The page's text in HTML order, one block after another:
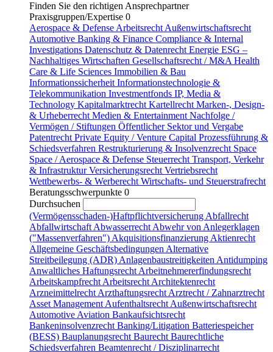
Finden Sie den richtigen Ansprechpartner
Praxisgruppen/Expertise 0
Aerospace & Defense Arbeitsrecht Außenwirtschaftsrecht
Automotive Banking & Finance Compliance & Internal
Investigations Datenschutz & Datenrecht Energie ESG –
Nachhaltiges Wirtschaften Gesellschaftsrecht / M&A Health
Care & Life Sciences Immobilien & Bau
Informationssicherheit Informationstechnologie &
Telekommunikation Investmentfonds IP, Media &
Technology Kapitalmarktrecht Kartellrecht Marken-, Design-
& Urheberrecht Medien & Entertainment Nachfolge /
Vermögen / Stiftungen Öffentlicher Sektor und Vergabe
Patentrecht Private Equity / Venture Capital Prozessführung &
Schiedsverfahren Restrukturierung & Insolvenzrecht Space
Space / Aerospace & Defense Steuerrecht Transport, Verkehr
& InfrastrukturVersicherungsrecht Vertriebsrecht
Wettbewerbs- & Werberecht Wirtschafts- und Steuerstrafrecht
Beratungsschwerpunkte 0
Durchsuchen
(Vermögensschaden-)Haftpflichtversicherung Abfallrecht
Abfallwirtschaft Abwasserrecht Abwehr von Anlegerklagen
("Massenverfahren") Akquisitionsfinanzierung Aktienrecht
Allgemeine Geschäftsbedingungen Alternative
Streitbeilegung (ADR) Anlagenbaustreitigkeiten Antidumping
Anwaltliches Haftungsrecht Arbeitnehmererfindungsrecht
Arbeitskampfrecht Arbeitsrecht Architektenrecht
Arzneimittelrecht Arzthaftungsrecht Arztrecht / Zahnarztrecht
Asset Management Aufenthaltsrecht Außenwirtschaftsrecht
Automotive Aviation Bankaufsichtsrecht
Bankeninsolvenzrecht Banking/Litigation Batteriespeicher
(BESS) Bauplanungsrecht Baurecht Baurechtliche
Schiedsverfahren Beamtenrecht / Disziplinarrecht